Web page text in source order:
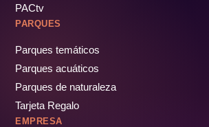
PACtv
PARQUES
Parques temáticos
Parques acuáticos
Parques de naturaleza
Tarjeta Regalo
EMPRESA